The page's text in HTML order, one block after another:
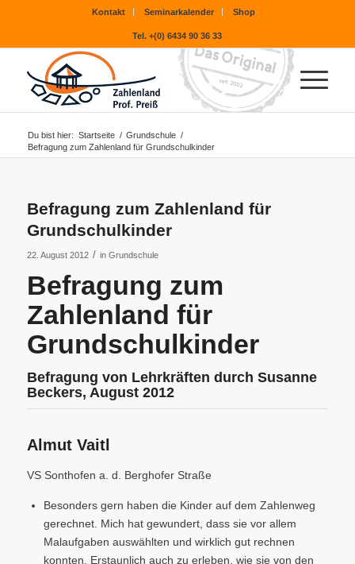
Kontakt Seminarkalender Shop
Tel. +(0) 6434 90 36 33
Du bist hier: Startseite / Grundschule /
Befragung zum Zahlenland für Grundschulkinder
Befragung zum Zahlenland für
Grundschulkinder
22. August 2012 / in Grundschule
Befragung zum
Zahlenland für
Grundschulkinder
Befragung von Lehrkräften durch Susanne
Beckers, August 2012
Almut Vaitl
VS Sonthofen a. d. Berghofer Straße
Besonders gern haben die Kinder auf dem Zahlenweg
gerechnet. Mich hat gewundert, dass sie vor allem
Malaufgaben auswählten und wirklich gut rechnen
konnten. Erstaunlich auch zu erleben, wie sie von den